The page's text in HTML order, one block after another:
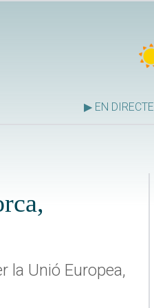
▶ EN DIRECTE
la Unió Europea,